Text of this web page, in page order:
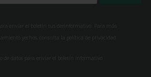
enviar el boletín tus derinformativo. Para más
yechos, consulta la política de privacidad
de datos para enviar el boletín informativo